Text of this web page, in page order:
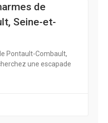
de
Seine-et-
Pontault-Combault,
une escapade